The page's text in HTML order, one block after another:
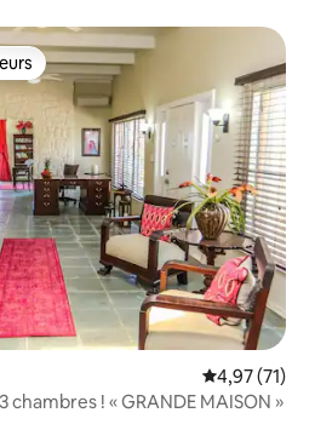
les plus appréciés
Évaluation
4,97 (71)
! « GRANDE MAISON »